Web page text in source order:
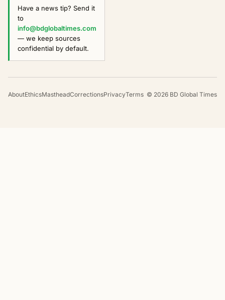
Have a news tip? Send it
to
info@bdglobaltimes.com
— we keep sources
confidential by default.
AboutEthicsMastheadCorrectionsPrivacyTerms © 2026 BD Global Times